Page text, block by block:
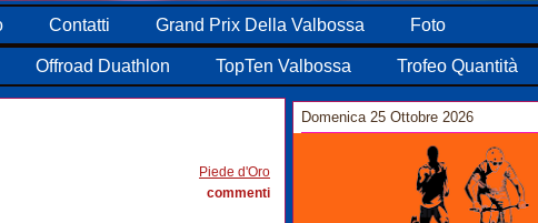
Contatti Grand Prix Della Valbossa Foto
Offroad Duathlon TopTen Valbossa Trofeo Quantità
Piede d'Oro
commenti
Domenica 25 Ottobre 2026